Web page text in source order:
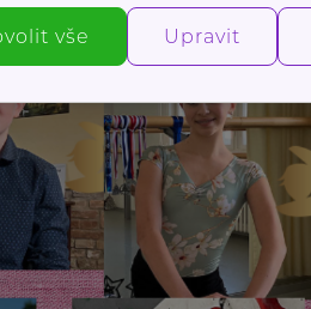
vše Upravit